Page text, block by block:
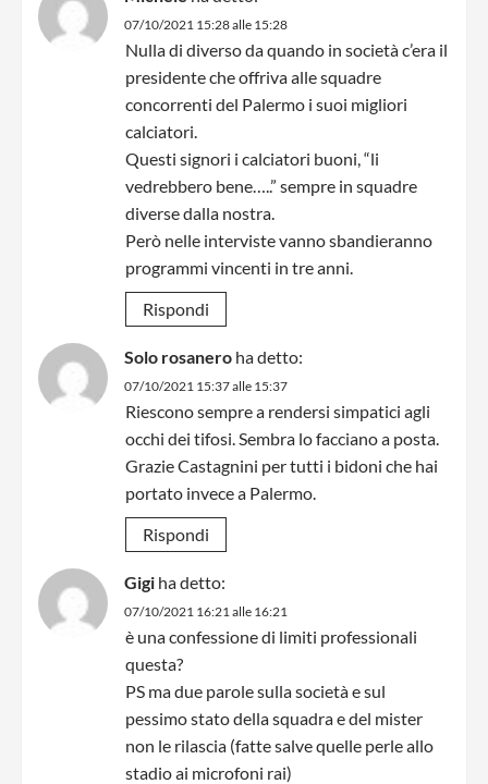
07/10/2021 15:28 alle 15:28
Nulla di diverso da quando in società c’era il
presidente che offriva alle squadre
concorrenti del Palermo i suoi migliori
calciatori.
Questi signori i calciatori buoni, “li
vedrebbero bene…..” sempre in squadre
diverse dalla nostra.
Però nelle interviste vanno sbandieranno
programmi vincenti in tre anni.
Rispondi
Solo rosanero ha detto:
07/10/2021 15:37 alle 15:37
Riescono sempre a rendersi simpatici agli
occhi dei tifosi. Sembra lo facciano a posta.
Grazie Castagnini per tutti i bidoni che hai
portato invece a Palermo.
Rispondi
Gigi ha detto:
07/10/2021 16:21 alle 16:21
è una confessione di limiti professionali
questa?
PS ma due parole sulla società e sul
pessimo stato della squadra e del mister
non le rilascia (fatte salve quelle perle allo
stadio ai microfoni rai)